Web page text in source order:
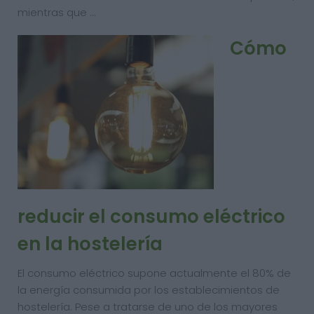
mientras que …
Cómo
reducir el consumo eléctrico
en la hostelería
El consumo eléctrico supone actualmente el 80% de
la energía consumida por los establecimientos de
hostelería. Pese a tratarse de uno de los mayores